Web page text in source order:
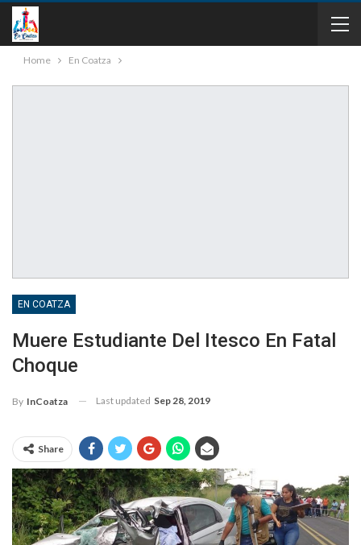
Home En Coatza
EN COATZA
Muere Estudiante Del Itesco En Fatal
Choque
By InCoatza Last updated Sep 28, 2019
Share